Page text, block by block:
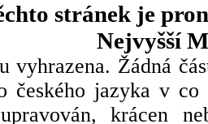
stránek je
Nejvyšší
vyhrazena. Žádná
českého jazyka v
krácen